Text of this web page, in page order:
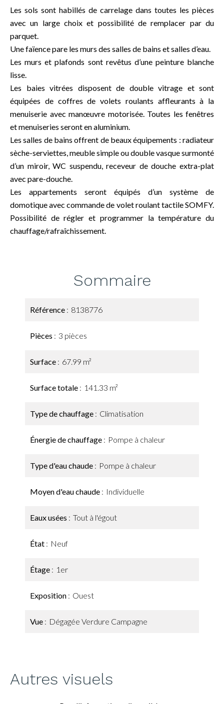
Les sols sont habillés de carrelage dans toutes les pièces
avec un large choix et possibilité de remplacer par du
parquet.
Une faïence pare les murs des salles de bains et salles d’eau.
Les murs et plafonds sont revêtus d’une peinture blanche
lisse.
Les baies vitrées disposent de double vitrage et sont
équipées de coffres de volets roulants affleurants à la
menuiserie avec manœuvre motorisée. Toutes les fenêtres
et menuiseries seront en aluminium.
Les salles de bains offrent de beaux équipements : radiateur
sèche-serviettes, meuble simple ou double vasque surmonté
d’un miroir, WC suspendu, receveur de douche extra-plat
avec pare-douche.
Les appartements seront équipés d’un système de
domotique avec commande de volet roulant tactile SOMFY.
Possibilité de régler et programmer la température du
chauffage/rafraîchissement.
Sommaire
Référence 8138776
Pièces 3 pièces
Surface 67.99 m²
Surface totale 141.33 m²
Type de chauffage Climatisation
Énergie de chauffage Pompe à chaleur
Type d'eau chaude Pompe à chaleur
Moyen d'eau chaude Individuelle
Eaux usées Tout à l'égout
État Neuf
Étage 1er
Exposition Ouest
Vue Dégagée Verdure Campagne
Autres visuels